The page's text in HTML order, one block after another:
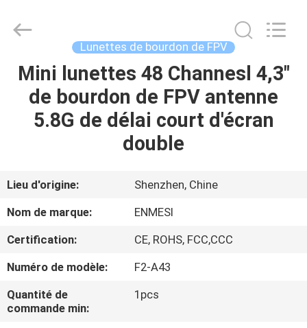
MAISON
PRODUITS
SUJET
DE
NOUS
VISITE
D'USINE
Intelligence
Technology
Reserved.
Lunettes de bourdon de FPV
Mini lunettes 48 Channesl 4,3"
de bourdon de FPV antenne
5.8G de délai court d'écran
double
Lieu d'origine:
Shenzhen, Chine
Nom de marque:
ENMESI
Certification:
CE, ROHS, FCC,CCC
Numéro de modèle:
F2-A43
Quantité de
commande min:
1pcs